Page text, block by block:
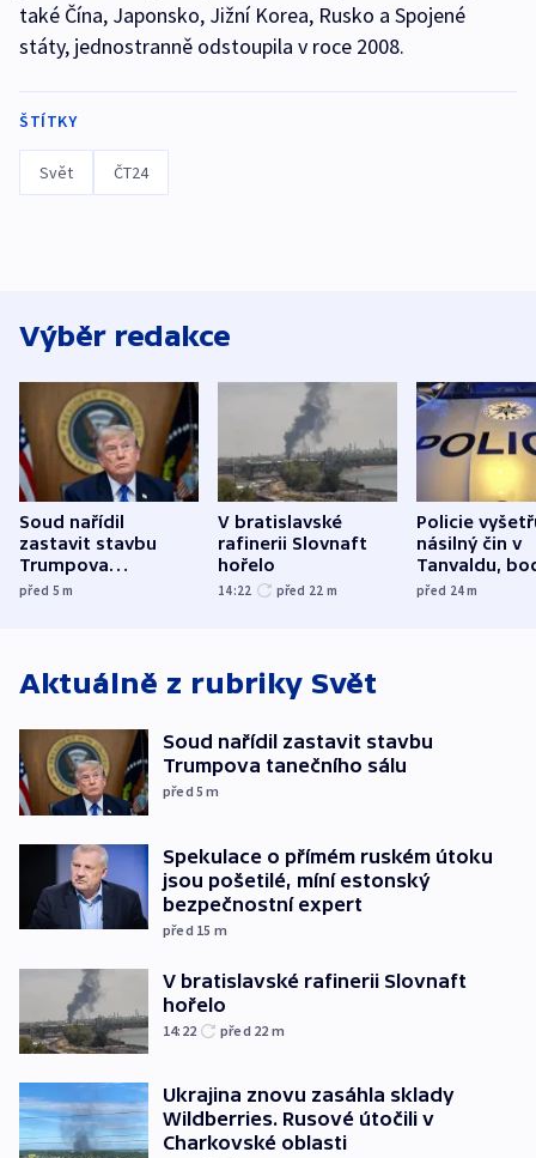
také Čína, Japonsko, Jižní Korea, Rusko a Spojené
státy, jednostranně odstoupila v roce 2008.
ŠTÍTKY
Svět ČT24
Výběr redakce
Soud nařídil
zastavit stavbu
Trumpova
tanečního sálu
před 5m
V bratislavské
rafinerii Slovnaft
hořelo
14:22 před 22 m
Policie
násilný čin v
Tanvaldu,
zranění při
před 24m
Aktuálně z rubriky Svět
Soud nařídil zastavit stavbu
Trumpova tanečního sálu
před 5m
Spekulace o přímém ruském útoku
jsou pošetilé, míní estonský
bezpečnostní expert
před 15 m
V bratislavské rafinerii Slovnaft
hořelo
14:22 před 22 m
Ukrajina znovu zasáhla sklady
Wildberries. Rusové útočili v
Charkovské oblasti